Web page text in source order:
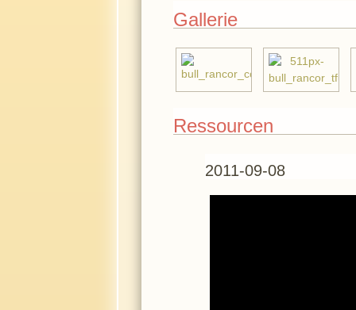
Gallerie
Ressourcen
2011-09-08